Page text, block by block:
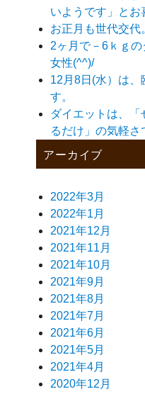
いようです」とお
お正月も世代交代
2ヶ月で－6ｋｇ
女性(^^)/
12月8日(水）は、
す。
ダイエットは、「
るだけ」の気軽さ
アーカイブ
2022年3月
2022年1月
2021年12月
2021年11月
2021年10月
2021年9月
2021年8月
2021年7月
2021年6月
2021年5月
2021年4月
2020年12月